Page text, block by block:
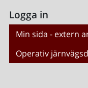
Logga in
Min sida - extern
Operativ